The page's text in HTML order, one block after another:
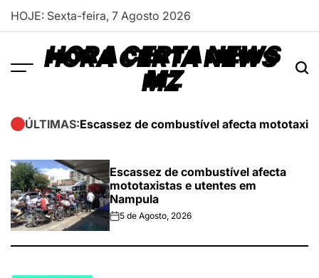
Skip
HOJE: Sexta-feira, 7 Agosto 2026
HORA CERTA NEWS
MZ
ÚLTIMAS:Escassez de combustível afecta
Escassez de combustível afecta
mototaxistas e utentes em
Nampula
on5 de Agosto, 2026